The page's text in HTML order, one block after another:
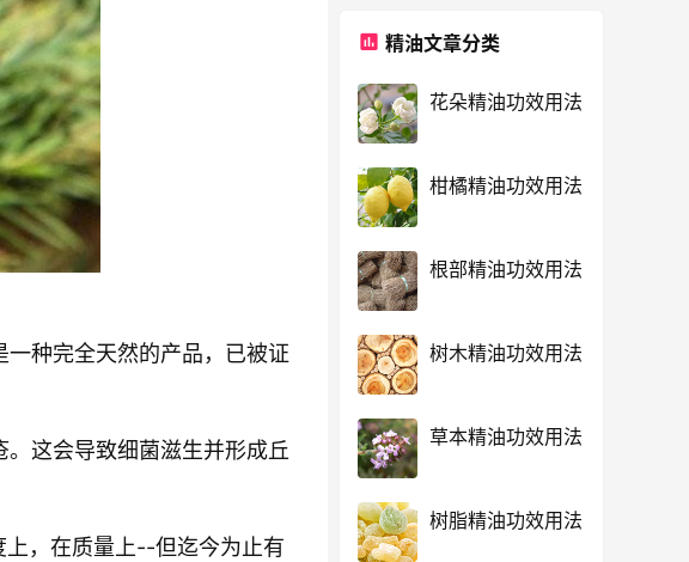
种完全天然的产品，已被证
这会导致细菌滋生并形成丘
，在质量上--但迄今为止有
精油文章分类
花朵精油功效用法
柑橘精油功效用法
根部精油功效用法
树木精油功效用法
草本精油功效用法
树脂精油功效用法